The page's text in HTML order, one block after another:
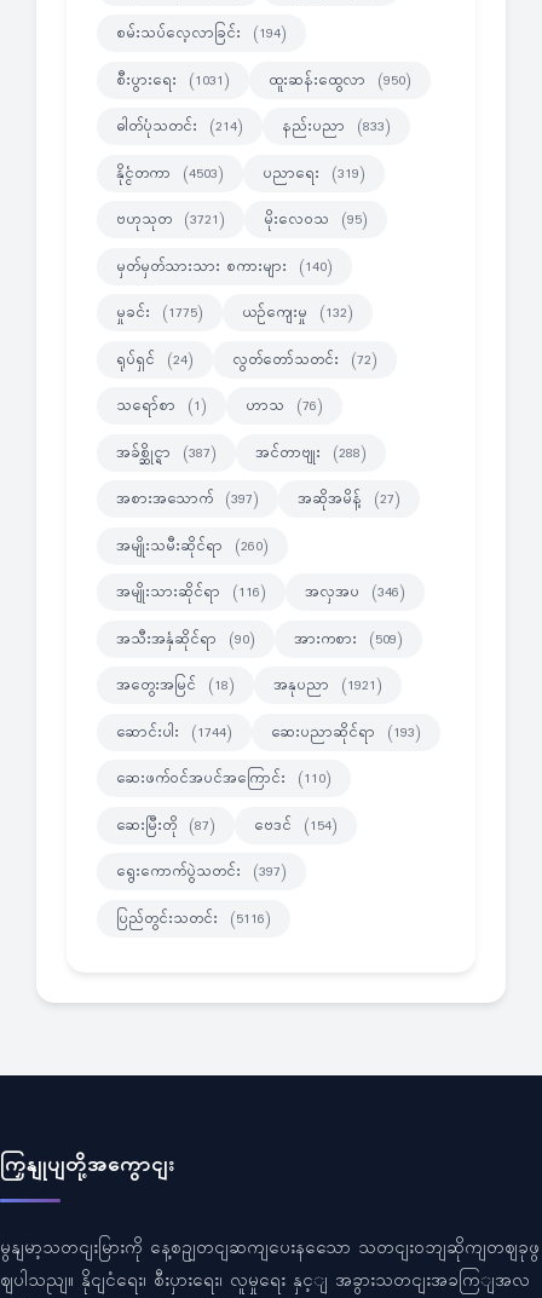
စမ်းသပ်လေ့လာခြင်း (194)
စီးပွားရေး (1031) ထူးဆန်းထွေလာ (950)
ဓါတ်ပုံသတင်း (214) နည်းပညာ (833)
နိုင္ငံတကာ (4503) ပညာရေး (319)
ဗဟုသုတ (3721) မိုးလေဝသ (95)
မှတ်မှတ်သားသား စကားများ (140)
မှုခင်း (1775) ယဉ်ကျေးမှု (132)
ရုပ်ရှင် (24) လွတ်တော်သတင်း (72)
သရော်စာ (1) ဟာသ (76)
အခ်စ္ဆိုင္ရာ (387) အင်တာဗျုး (288)
အစားအသောက် (397) အဆိုအမိန့် (27)
အမျိုးသမီးဆိုင်ရာ (260)
အမျိုးသားဆိုင်ရာ (116) အလှအပ (346)
အသီးအနှံဆိုင်ရာ (90) အားကစား (509)
အတွေးအမြင် (18) အနုပညာ (1921)
ဆောင်းပါး (1744) ဆေးပညာဆိုင်ရာ (193)
ဆေးဖက်ဝင်အပင်အကြောင်း (110)
ဆေးမြီးတို (87) ဗေဒင် (154)
ရွေးကောက်ပွဲသတင်း (397)
ပြည်တွင်းသတင်း (5116)
ကြှနျုပျတို့အကွောငျး
မွနျမာ့သတငျးမြားကို နေ့စဥျတငျဆကျပေးနသေော သတငျးဝဘျဆိုကျတဈခုဖွ
ဈပါသညျ။ နိုငျငံရေး၊ စီးပှားရေး၊ လူမှုရေး နှင့ျ အခွားသတငျးအခကြျအလ